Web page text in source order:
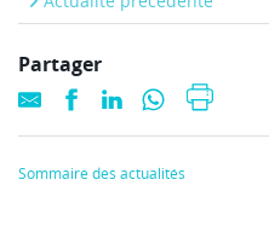
Partager
Sommaire des actualités